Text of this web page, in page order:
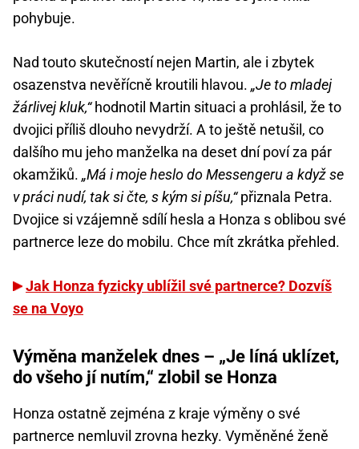
pohybuje.
Nad touto skutečností nejen Martin, ale i zbytek
osazenstva nevěřícně kroutili hlavou. „Je to mladej
žárlivej kluk,“hodnotil Martin situaci a prohlásil, že to
dvojici příliš dlouho nevydrží. A to ještě netušil, co
dalšího mu jeho manželka na deset dní poví za pár
okamžiků. „Má i moje heslo do Messengeru a když se
v práci nudí, tak si čte, s kým si píšu,“přiznala Petra.
Dvojice si vzájemně sdílí hesla a Honza s oblibou své
partnerce leze do mobilu. Chce mít zkrátka přehled.
Jak Honza fyzicky ublížil své partnerce? Dozvíš
se na Voyo
Výměna manželek dnes – „Je líná uklízet,
do všeho jí nutím,“ zlobil se Honza
Honza ostatně zejména z kraje výměny o své
partnerce nemluvil zrovna hezky. Vyměněné ženě